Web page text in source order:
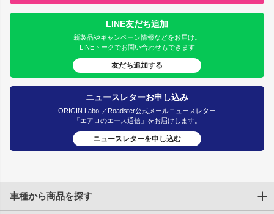
LINE友だち追加
新製品やキャンペーン情報などをお届け。
LINEトークでお問い合わせもできます
友だち追加する
ニュースレターお申し込み
ORIGIN Labo.／Roadster公式メールニュースレター
「エアロのエース通信」をお届けします。
ニュースレターを申し込む
車種から商品を探す